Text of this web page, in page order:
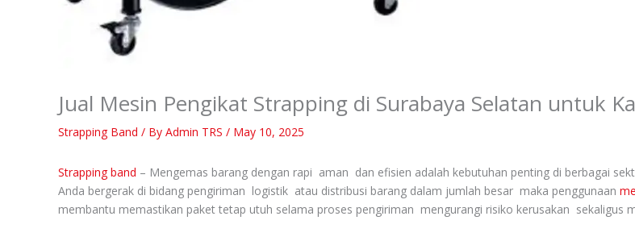
Jual Mesin Pengikat Strapping di Surabaya Selatan untuk
Strapping Band / By Admin TRS / May 10, 2025
Strapping band – Mengemas barang dengan rapi aman dan efisien adalah kebutuhan penting di berbagai
Anda bergerak di bidang pengiriman logistik atau distribusi barang dalam jumlah besar maka penggunaan
membantu memastikan paket tetap utuh selama proses pengiriman mengurangi risiko kerusakan sekaligus